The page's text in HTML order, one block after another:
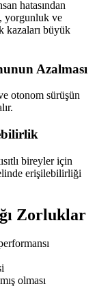
hatasından
yorgunluk ve
kazaları büyük
Azalması
otonom sürüşün
bireyler için
erişilebilirliği
Zorluklar
olması